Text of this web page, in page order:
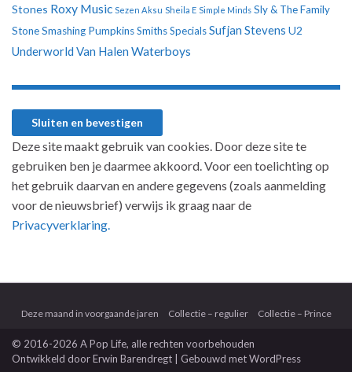
Stones Roxy Music Sezen Aksu Sheila E Simple Minds Sly & The Family
StoneSmashing PumpkinsSmithsSpecialsSufjan Stevens U2
Underworld Van Halen Waterboys
Deze site maakt gebruik van cookies. Door deze site te
gebruiken ben je daarmee akkoord. Voor een toelichting op
het gebruik daarvan en andere gegevens (zoals aanmelding
voor de nieuwsbrief) verwijs ik graag naar de
Privacyverklaring.
Deze maand in voorgaande jaren Collectie – regulier Collectie – Prince
© 2016-2026 A Pop Life, alle rechten voorbehouden
Ontwikkeld doorErwin Barendregt | Gebouwd metWordPress